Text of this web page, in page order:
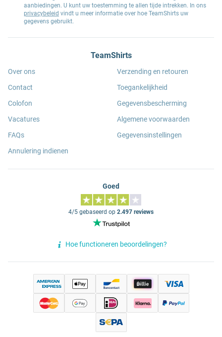
aanbiedingen. U kunt uw toestemming te allen tijde intrekken. In ons
privacybeleid vindt u meer informatie over hoe TeamShirts uw
gegevens gebruikt.
TeamShirts
Over ons
Contact
Colofon
Vacatures
FAQs
Annulering indienen
Verzending en retouren
Toegankelijkheid
Gegevensbescherming
Algemene voorwaarden
Gegevensinstellingen
Goed
4/5 gebaseerd op 2.497 reviews
Hoe functioneren beoordelingen?